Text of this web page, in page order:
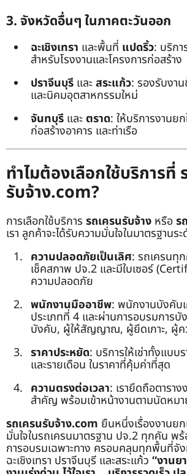
3. จังหวัดอื่นๆ ในภาคตะวันออก
ฉะเชิงเทรา และพื้นที่ แปดริ้ว: บริกา
สำหรับโรงงานและโครงการก่อสร้าง
ปราจีนบุรี และสระแก้ว: รองรับงา
และนิคมอุตสาหกรรมใหม่
จันทบุรี และ ตราด: ให้บริการงานย
ก่อสร้างอาคาร และท่าเรือ
ทำไมต้องเลือกใช้บริการที่
รับจ้าง.com?
การเลือกใช้บริการ รถเครนรับจ้าง หรือร
เรา ลูกค้าจะได้รับความมั่นใจในมาตรฐานร
ความปลอดภัยเป็นเลิศ: รถเครนทุ
เช็คสภาพ ปจ.2 และมีใบเซอร์
ความปลอดภัย
พนักงานมืออาชีพ: พนักงานบังคับ
ประเภทที่ 4 และผ่านการอบรมการ
บังคับ, ผู้ให้สัญญาณ, ผู้ยึดเกาะ, ผู้
ราคาประหยัด: บริการให้เช่าทั้งแบบ
และรายเดือน ในราคาที่คุ้มค่าที่สุด
ความตรงต่อเวลา: เรายึดถือตารา
สำคัญ พร้อมเข้าหน้างานตามนัดหม
รถเครนรับจ้าง.com ยืนหนึ่งเรื่องงานย
มั่นใจในรถเครนมาตรฐาน ปจ.2 ทุกคัน พ
การอบรมเฉพาะทาง ครอบคลุมทุกพื้นที่จั
ฉะเชิงเทรา ปราจีนบุรี และสระแก้ว “งานย